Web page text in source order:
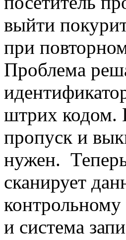
выйти
при
Проблема
штрих кодом.
пропуск и
нужен.
сканирует
и система